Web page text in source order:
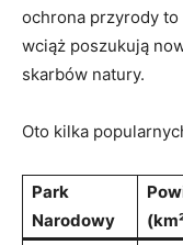
ochrona przyrody
wciąż ⁣poszukują
skarbów natury.
Oto⁤ kilka
Park
⁢Narodowy